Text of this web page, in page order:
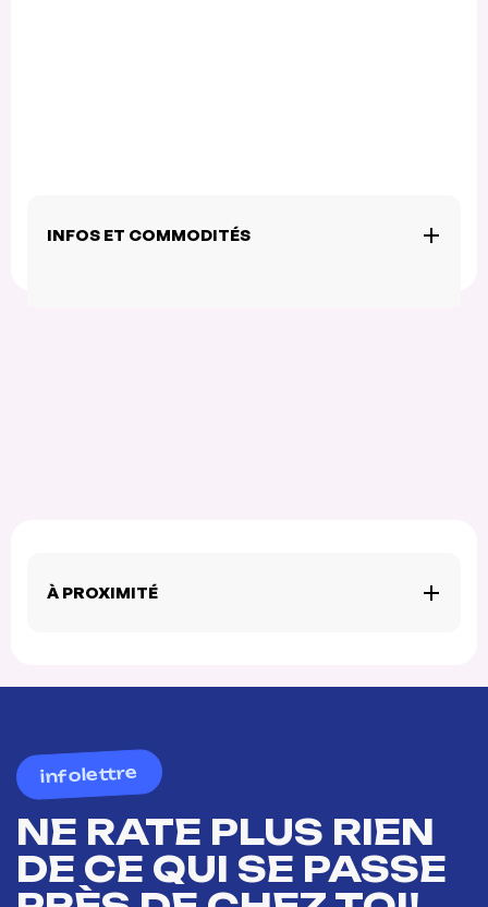
INFOS ET COMMODITÉS
À PROXIMITÉ
infolettre
NE RATE PLUS RIEN
DE CE QUI SE PASSE